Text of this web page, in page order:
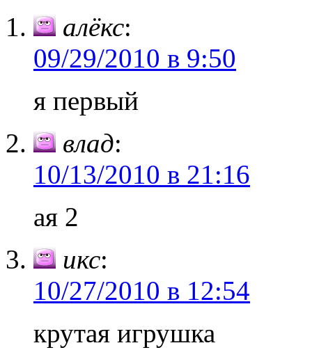
алёкс:
09/29/2010 в 9:50
я первый
влад:
10/13/2010 в 21:16
ая 2
икс:
10/27/2010 в 12:54
крутая игрушка